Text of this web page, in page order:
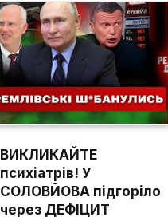
ВИКЛИКАЙТЕ
психіатрів! У
СОЛОВЙОВА підгоріло
через ДЕФІЦИТ